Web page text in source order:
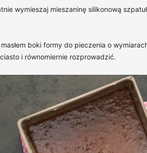
wymieszaj mieszaninę silikonową
boki formy do pieczenia o
i równomiernie rozprowadzić.